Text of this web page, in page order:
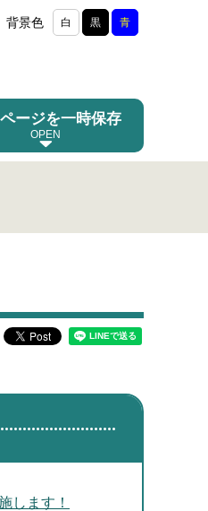
背景色 白 黒 青
ージを一時保存
します！